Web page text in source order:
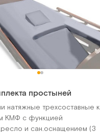
простыней
натяжные трехсоставные к
КМФ с функцией
и сан.оснащением (3